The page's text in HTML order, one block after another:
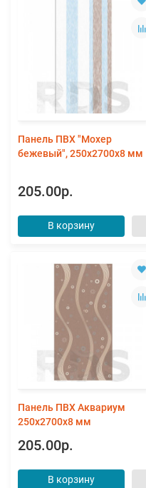
Панель ПВХ "Мохер
бежевый", 250х2700х8 мм
205.00р.
В корзину
Панель ПВХ Аквариум
250х2700х8 мм
205.00р.
В корзину